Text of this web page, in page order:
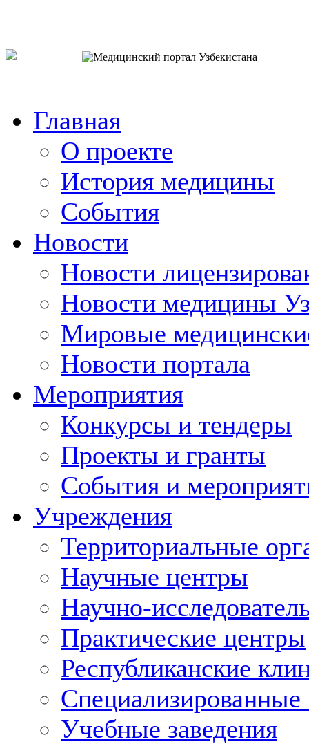
Главная
О проекте
История медицины
События
Новости
Новости
Новости медицины
Мировые
Новости портала
Мероприятия
Конкурсы и тендеры
Проекты и гранты
События и
Учреждения
Территориальные
Научные центры
Научно-
Практические центры
Республиканские
Учебные заведения